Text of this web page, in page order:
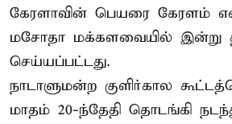
கேரளாவின் பெயரை கேரளம்
மசோதா மக்களவையில் இன்று
செய்யப்பட்டது.
நாடாளுமன்ற குளிர்கால
மாதம் 20-ந்தேதி தொடங்கி